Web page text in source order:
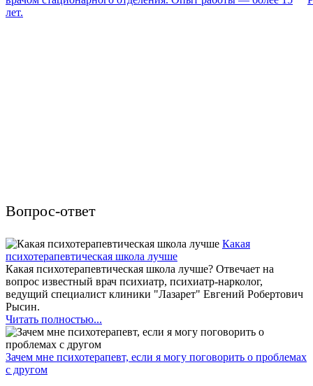
лет.
Вопрос-ответ
Какая
психотерапевтическая школа лучше
Какая психотерапевтическая школа лучше? Отвечает на
вопрос известный врач психиатр, психиатр-нарколог,
ведущий специалист клиники "Лазарет" Евгений Робертович
Рысин.
Читать полностью...
Зачем мне психотерапевт, если я могу поговорить о проблемах
с другом